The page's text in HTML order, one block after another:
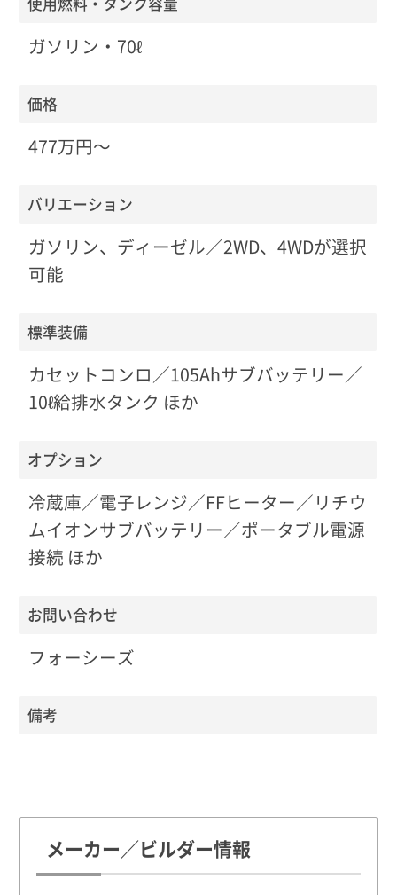
ガソリン・70ℓ
価格
477万円〜
バリエーション
ガソリン、ディーゼル／2WD、4WDが選択
可能
標準装備
カセットコンロ／105Ahサブバッテリー／
10ℓ給排水タンク ほか
オプション
冷蔵庫／電子レンジ／FFヒーター／リチウ
ムイオンサブバッテリー／ポータブル電源
接続 ほか
お問い合わせ
フォーシーズ
備考
メーカー／ビルダー情報